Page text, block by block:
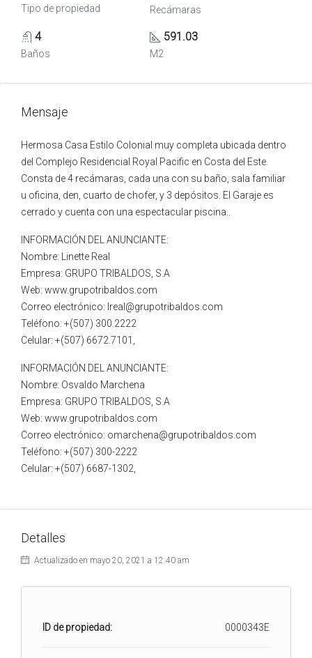
Tipo de propiedad Recámaras
4
Baños
591.03
M2
Mensaje
Hermosa Casa Estilo Colonial muy completa ubicada dentro
del Complejo Residencial Royal Pacific en Costa del Este.
Consta de 4 recámaras, cada una con su baño, sala familiar
u oficina, den, cuarto de chofer, y 3 depósitos. El Garaje es
cerrado y cuenta con una espectacular piscina..
INFORMACIÓN DEL ANUNCIANTE:
Nombre: Linette Real
Empresa: GRUPO TRIBALDOS, S.A
Web: www.grupotribaldos.com
Correo electrónico: lreal@grupotribaldos.com
Teléfono: +(507) 300.2222
Celular: +(507) 6672.7101,
INFORMACIÓN DEL ANUNCIANTE:
Nombre: Osvaldo Marchena
Empresa: GRUPO TRIBALDOS, S.A
Web: www.grupotribaldos.com
Correo electrónico: omarchena@grupotribaldos.com
Teléfono: +(507) 300-2222
Celular: +(507) 6687-1302,
Detalles
Actualizado en mayo 20, 2021 a 12:40 am
ID de propiedad: 0000343E